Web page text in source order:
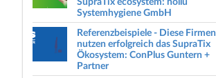
Systemhygiene GmbH
Referenzbeispiele - Diese Firmen
nutzen erfolgreich das SupraTix
Ökosystem: ConPlus Guntern +
Partner